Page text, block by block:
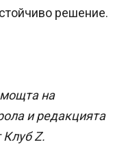
решение.
на
и редакцията
Z.